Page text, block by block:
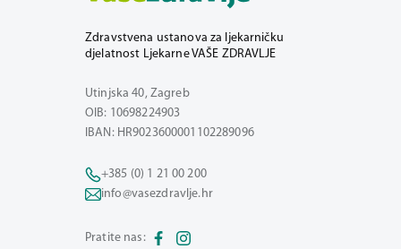
Zdravstvena ustanova za ljekarničku
djelatnost Ljekarne VAŠE ZDRAVLJE
Utinjska 40, Zagreb
OIB: 10698224903
IBAN: HR9023600001102289096
+385 (0) 1 21 00 200
info@vasezdravlje.hr
Pratite nas: